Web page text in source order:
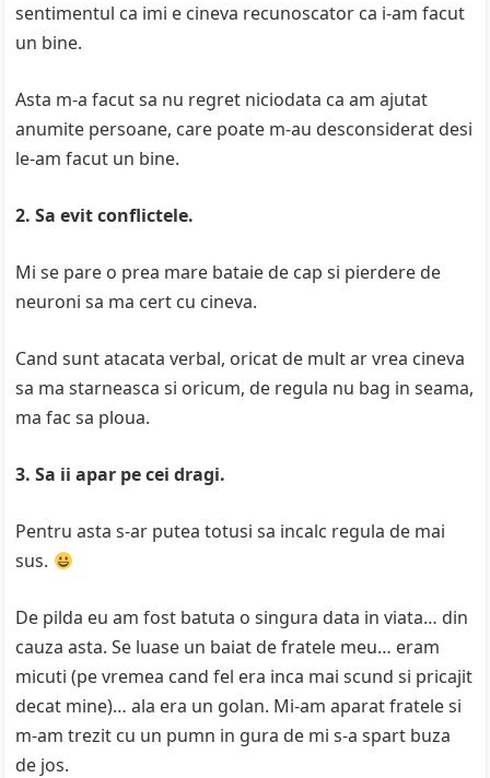
sentimentul ca imi e cineva recunoscator ca i-am facut
un bine.
Asta m-a facut sa nu regret niciodata ca am ajutat
anumite persoane, care poate m-au desconsiderat desi
le-am facut un bine.
2. Sa evit conflictele.
Mi se pare o prea mare bataie de cap si pierdere de
neuroni sa ma cert cu cineva.
Cand sunt atacata verbal, oricat de mult ar vrea cineva
sa ma starneasca si oricum, de regula nu bag in seama,
ma fac sa ploua.
3. Sa ii apar pe cei dragi.
Pentru asta s-ar putea totusi sa incalc regula de mai
sus.
De pilda eu am fost batuta o singura data in viata… din
cauza asta. Se luase un baiat de fratele meu… eram
micuti (pe vremea cand fel era inca mai scund si pricajit
decat mine)… ala era un golan. Mi-am aparat fratele si
m-am trezit cu un pumn in gura de mi s-a spart buza
de jos.